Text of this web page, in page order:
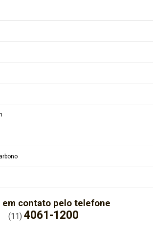
em contato pelo telefone
(11) 4061-1200